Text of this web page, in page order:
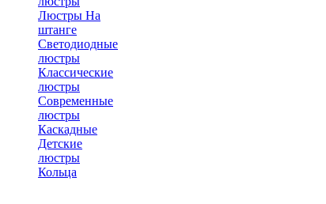
Люстры На
штанге
Светодиодные
люстры
Классические
люстры
Современные
люстры
Каскадные
Детские
люстры
Кольца